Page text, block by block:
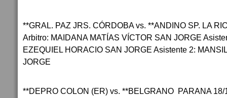
**GRAL. PAZ JRS. CÓRDOBA vs. **ANDINO SP. LA
Arbitro: MAIDANA MATÍAS VÍCTOR SAN JORGE
EZEQUIEL HORACIO SAN JORGE Asistente 2:
JORGE
**DEPRO COLON (ER) vs. **BELGRANO PARANA 18/